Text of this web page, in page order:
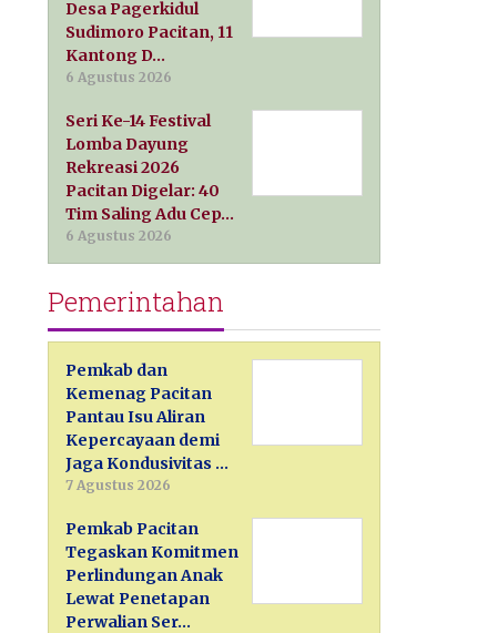
Desa Pagerkidul
Sudimoro Pacitan, 11
Kantong D…
6 Agustus 2026
Seri Ke-14 Festival
Lomba Dayung
Rekreasi 2026
Pacitan Digelar: 40
Tim Saling Adu Cep…
6 Agustus 2026
Pemerintahan
Pemkab dan
Kemenag Pacitan
Pantau Isu Aliran
Kepercayaan demi
Jaga Kondusivitas …
7 Agustus 2026
Pemkab Pacitan
Tegaskan Komitmen
Perlindungan Anak
Lewat Penetapan
Perwalian Ser…